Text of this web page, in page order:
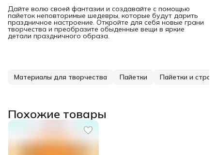
Дайте волю своей фантазии и создавайте с помощью
пайеток неповторимые шедевры, которые будут дарить
праздничное настроение. Откройте для себя новые грани
творчества и преобразите обыденные вещи в яркие
детали праздничного образа.
Материалы для творчества Пайетки Пайетки и
Похожие товары